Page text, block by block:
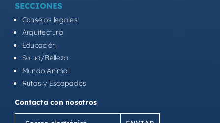
SECCIONES
Consejos legales
Arquitectura
Educación
Salud/Belleza
Mundo Animal
Rutas y Escapadas
Contacta con nosotros
Correo